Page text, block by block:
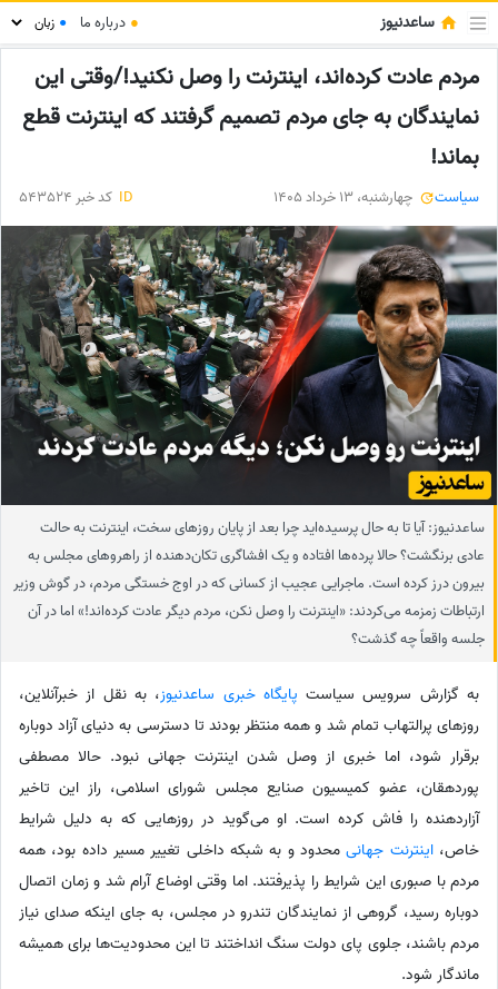
ساعدنیوز ● درباره ما ●
مردم عادت کرده‌اند، اینترنت را وصل نکنید!/وقتی این
نمایندگان به جای مردم تصمیم گرفتند که اینترنت قطع
بماند!
سیاست چهارشنبه، 13 خرداد 1405 ID کد خبر 543524
ساعدنیوز: آیا تا به حال پرسیده‌اید چرا بعد از پایان روزهای سخت، اینترنت به حالت
عادی برنگشت؟ حالا پرده‌ها افتاده و یک افشاگری تکان‌دهنده از راهروهای مجلس به
بیرون درز کرده است. ماجرایی عجیب از کسانی که در اوج خستگی مردم، در گوش وزیر
ارتباطات زمزمه می‌کردند: «اینترنت را وصل نکن، مردم دیگر عادت کرده‌اند!» اما در آن
جلسه واقعاً چه گذشت؟
به گزارش سرویس سیاست پایگاه خبری ساعدنیوز،‌ به نقل از خبرآنلاین،
روزهای پرالتهاب تمام شد و همه منتظر بودند تا دسترسی به دنیای آزاد دوباره
برقرار شود، اما خبری از وصل شدن اینترنت جهانی نبود. حالا مصطفی
پوردهقان، عضو کمیسیون صنایع مجلس شورای اسلامی، راز این تاخیر
آزاردهنده را فاش کرده است. او می‌گوید در روزهایی که به دلیل شرایط
خاص،اینترنت جهانیمحدود و به شبکه داخلی تغییر مسیر داده بود، همه
مردم با صبوری این شرایط را پذیرفتند. اما وقتی اوضاع آرام شد و زمان اتصال
دوباره رسید، گروهی از نمایندگان تندرو در مجلس، به جای اینکه صدای نیاز
مردم باشند، جلوی پای دولت سنگ انداختند تا این محدودیت‌ها برای همیشه
ماندگار شود.